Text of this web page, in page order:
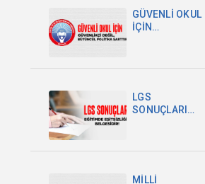
Dava Açtık
GÜVENLİ OKUL
İÇİN
ŞARTTIR
LGS
SONUÇLARI
MİLLİ